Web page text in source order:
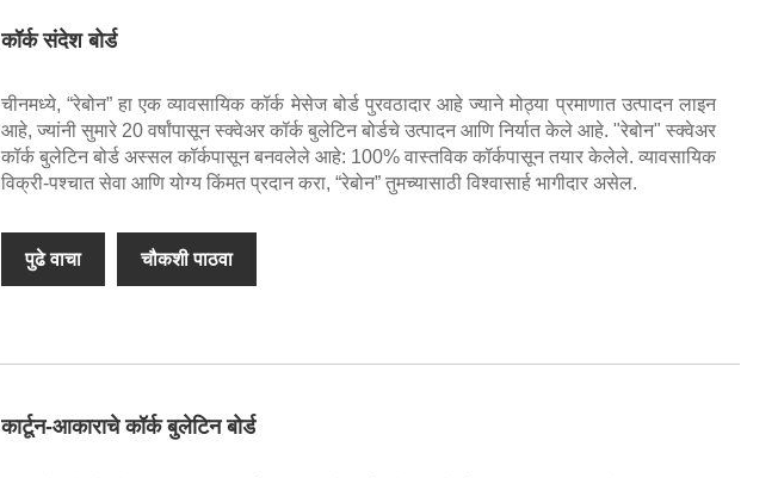
कॉर्क संदेश बोर्ड
चीनमध्ये, “रेबोन” हा एक व्यावसायिक कॉर्क मेसेज बोर्ड पुरवठादार आहे ज्याने मोठ्या प्रमाणात उत्पादन लाइन
आहे, ज्यांनी सुमारे 20 वर्षांपासून स्क्वेअर कॉर्क बुलेटिन बोर्डचे उत्पादन आणि निर्यात केले आहे. "रेबोन" स्क्वेअर
कॉर्क बुलेटिन बोर्ड अस्सल कॉर्कपासून बनवलेले आहे: 100% वास्तविक कॉर्कपासून तयार केलेले. व्यावसायिक
विक्री-पश्चात सेवा आणि योग्य किंमत प्रदान करा, “रेबोन” तुमच्यासाठी विश्वासार्ह भागीदार असेल.
पुढे वाचा चौकशी पाठवा
कार्टून-आकाराचे कॉर्क बुलेटिन बोर्ड